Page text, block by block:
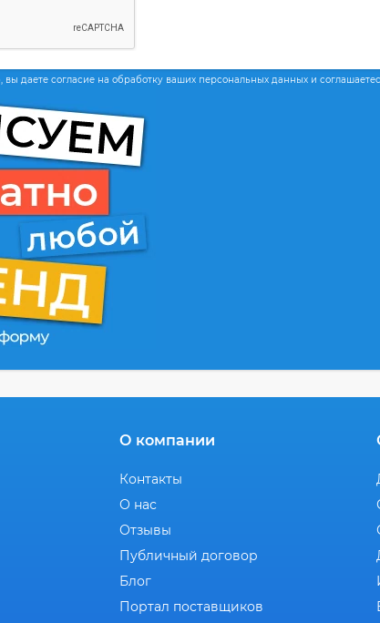
даете согласие на обработку ваших персональных данных и
О компании
Контакты
О нас
Отзывы
Публичный договор
Блог
Портал поставщиков